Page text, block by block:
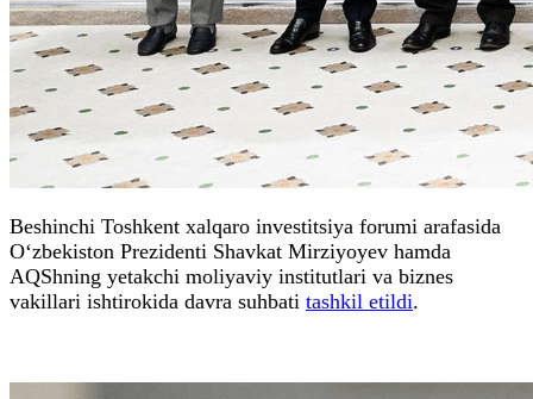
Beshinchi Toshkent xalqaro investitsiya forumi arafasida
O‘zbekiston Prezidenti Shavkat Mirziyoyev hamda
AQShning yetakchi moliyaviy institutlari va biznes
vakillari ishtirokida davra suhbati tashkil etildi.